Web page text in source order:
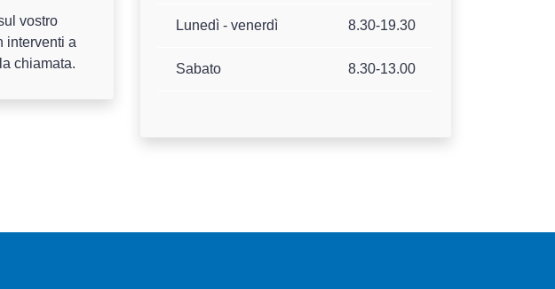
vostro
interventi a
chiamata.
Lunedì - venerdì 8.30-19.30
Sabato 8.30-13.00